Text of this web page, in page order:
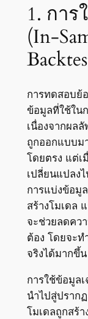
1. กา
(In-
การทดสอบย้
ข้อมูลที่ใช้ใน
เนื่องจากผล
ถูกออกแบบม
โดยตรง แต่เ
เปลี่ยนแปลง
การแบ่งข้อมู
สร้างโมเดล
จะช่วยลดคว
ต้อง โดยจะท
จริงได้มากขึ้น
การใช้ข้อมูล
นำไปสู่ปราก
โมเดลถูกสร้